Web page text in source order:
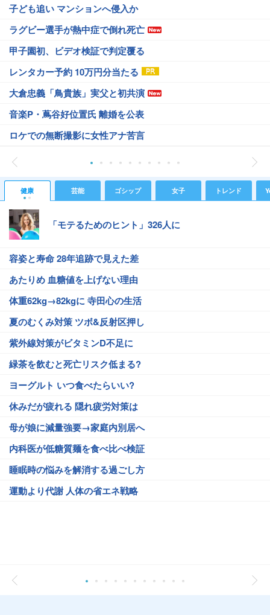
子ども追い マンションへ侵入か
ラグビー選手が熱中症で倒れ死亡
甲子園初、ビデオ検証で判定覆る
レンタカー予約 10万円分当たる
大倉忠義「鳥貴族」実父と初共演
音楽P・蔦谷好位置氏 離婚を公表
ロケでの無断撮影に女性アナ苦言
健康 芸能 ゴシップ 女子 トレンド
「モテるためのヒント」326人に
容姿と寿命 28年追跡で見えた差
あたりめ 血糖値を上げない理由
体重62kg→82kgに 寺田心の生活
夏のむくみ対策 ツボ&反射区押し
紫外線対策がビタミンD不足に
緑茶を飲むと死亡リスク低まる?
ヨーグルト いつ食べたらいい?
休みだが疲れる 隠れ疲労対策は
母が娘に減量強要→家庭内別居へ
内科医が低糖質麺を食べ比べ検証
睡眠時の悩みを解消する過ごし方
運動より代謝 人体の省エネ戦略